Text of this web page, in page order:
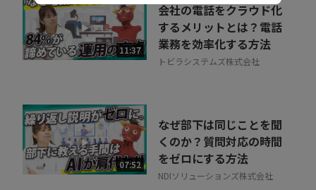
11:37
会社の電話をクラウド化
するメリットとは？電話
業務を効率化する方法
トビラシステムズ株式会社
07:52
なぜ部下は同じことを聞
くのか？質問対応の時間
をゼロにする方法
NDIソリューションズ株式会社